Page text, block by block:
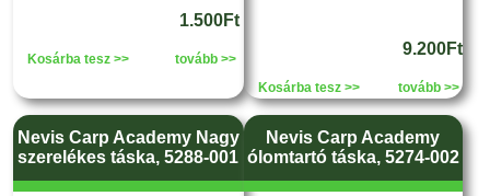
1.500Ft
Kosárba tesz >> tovább >>
9.200Ft
Kosárba tesz >> tovább >>
Nevis Carp Academy Nagy
szerelékes táska, 5288-001
Nevis Carp Academy
ólomtartó táska, 5274-002